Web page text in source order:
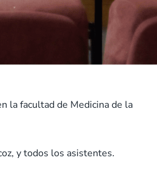
la facultad de Medicina de la
y todos los asistentes.